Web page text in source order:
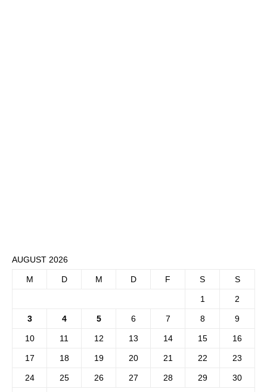
AUGUST 2026
M D M D F S S
1 2
3 4 5 6 7 8 9
10 11 12 13 14 15 16
17 18 19 20 21 22 23
24 25 26 27 28 29 30